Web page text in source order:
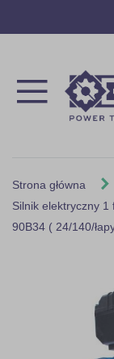
Strona główna
Silnik elektryczny
90B34 ( 24/140/